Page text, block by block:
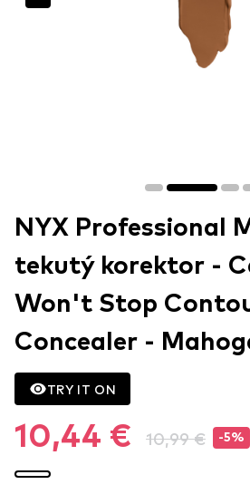
NYX Professional
tekutý korektor -
Won't Stop
Concealer -
TRY IT ON
10,44 € 10,99 € -5%